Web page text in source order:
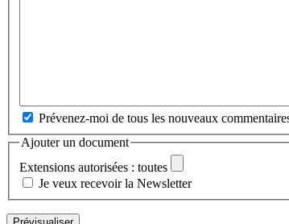
Prévenez-moi de tous les nouveaux
Ajouter un document
Extensions autorisées : toutes
Je veux recevoir la Newsletter